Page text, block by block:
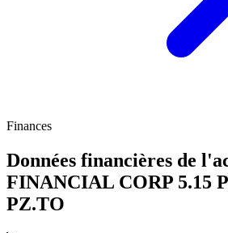
Finances
Données financières de
FINANCIAL CORP 5.15
PZ.TO